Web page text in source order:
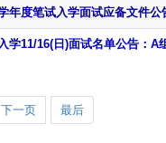
年度笔试入学面试应备文件公
学11/16(日)面试名单公告：A
下一页 最后